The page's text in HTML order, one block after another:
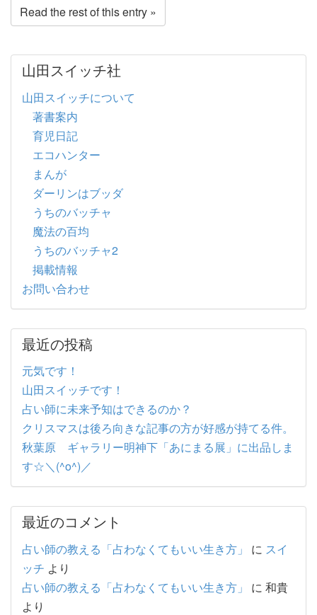
Read the rest of this entry »
山田スイッチ社
山田スイッチについて
著書案内
育児日記
エコハンター
まんが
ダーリンはブッダ
うちのバッチャ
魔法の百均
うちのバッチャ2
掲載情報
お問い合わせ
最近の投稿
元気です！
山田スイッチです！
占い師に未来予知はできるのか？
クリスマスは後ろ向きな記事の方が好感が持てる件。
秋葉原 ギャラリー明神下「あにまる展」に出品しま
す☆＼(^o^)／
最近のコメント
占い師の教える「占わなくてもいい生き方」 に スイ
ッチ より
占い師の教える「占わなくてもいい生き方」
に 和貴
より